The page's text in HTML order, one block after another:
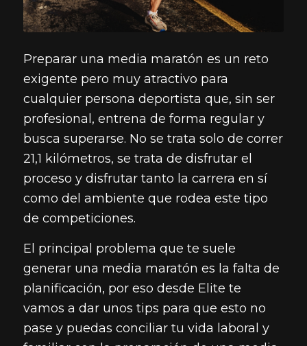
Preparar una media maratón es un reto
exigente pero muy atractivo para
cualquier persona deportista que, sin ser
profesional, entrena de forma regular y
busca superarse. No se trata solo de correr
21,1 kilómetros, se trata de disfrutar el
proceso y disfrutar tanto la carrera en sí
como del ambiente que rodea este tipo
de competiciones.
El principal problema que te suele
generar una media maratón es la falta de
planificación, por eso desde Elite te
vamos a dar unos tips para que esto no
pase y puedas conciliar tu vida laboral y